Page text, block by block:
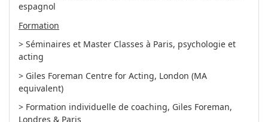
espagnol
Formation
> Séminaires et Master Classes à Paris, psychologie et
acting
> Giles Foreman Centre for Acting, London (MA
equivalent)
> Formation individuelle de coaching, Giles Foreman,
Londres & Paris